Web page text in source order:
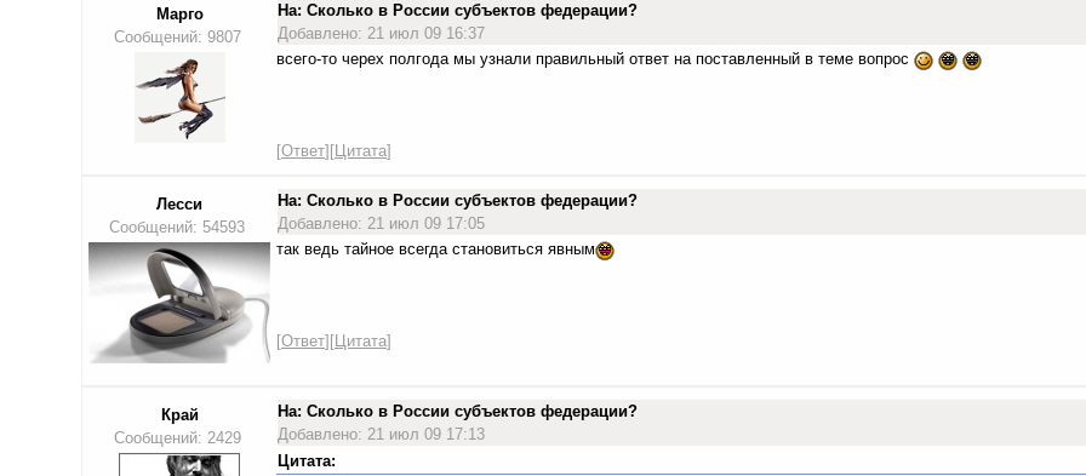
Марго
Сообщений: 9807
На: Сколько в России субъектов федерации?
Добавлено: 21 июл 09 16:37
всего-то черех полгода мы узнали правильный ответ на поставленный в теме вопрос
[Ответ][Цитата]
Лесси
Сообщений: 54593
На: Сколько в России субъектов федерации?
Добавлено: 21 июл 09 17:05
так ведь тайное всегда становиться явным
[Ответ][Цитата]
Край
Сообщений: 2429
На: Сколько в России субъектов федерации?
Добавлено: 21 июл 09 17:13
Цитата: